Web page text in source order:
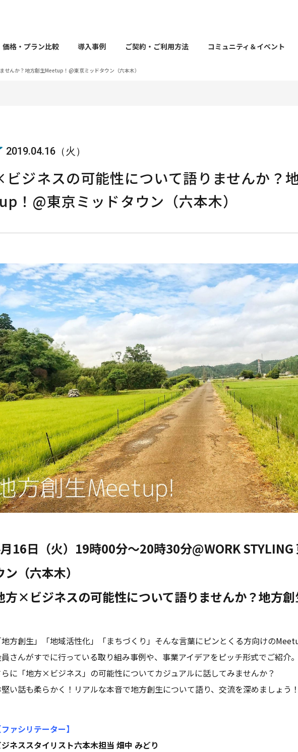
価格・プラン比較 導入事例 ご契約・ご利用方法 コミュニティ＆イベント
んか？地方創生Meetup！@東京ミッドタウン（六本木）
2019.04.16（火）
ジネスの可能性について語りませんか？
！@東京ミッドタウン（六本木）
16日（火）19時00分〜20時30分@WORK STYLING
ン（六本木）
方×ビジネスの可能性について語りませんか？地方
地方創生」「地域活性化」「まちづくり」そんな言葉にピンとくる方向けの
さんがすでに行っている取り組み事例や、事業アイデアをピッチ形式でご紹介
らに「地方×ビジネス」の可能性についてカジュアルに話してみませんか？
い話も柔らかく！リアルな本音で地方創生について語り、交流を深めましょう
ファシリテーター】
ジネススタイリスト六本木担当 畑中 みどり